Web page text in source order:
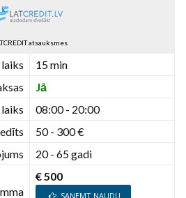
atsauksmes
laiks
15 min
Jā
08:00 - 20:00
50 - 300 €
20 - 65 gadi
€ 500
SAŅEMT NAUDU